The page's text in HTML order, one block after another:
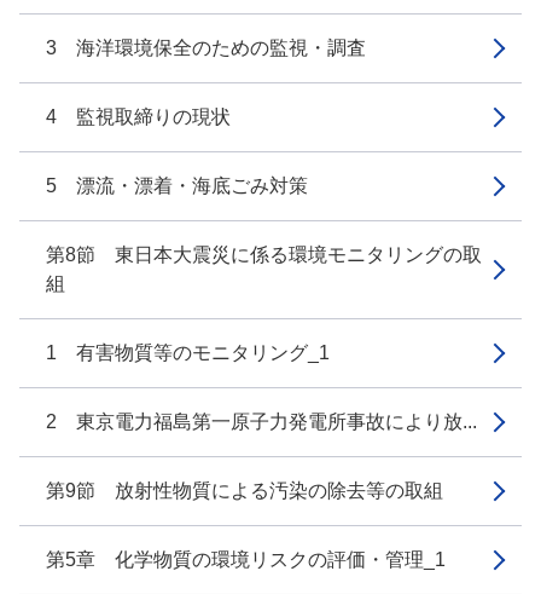
3 海洋環境保全のための監視・調査
4 監視取締りの現状
5 漂流・漂着・海底ごみ対策
第8節 東日本大震災に係る環境モニタリングの取
組
1 有害物質等のモニタリング_1
2 東京電力福島第一原子力発電所事故により放...
第9節 放射性物質による汚染の除去等の取組
第5章 化学物質の環境リスクの評価・管理_1